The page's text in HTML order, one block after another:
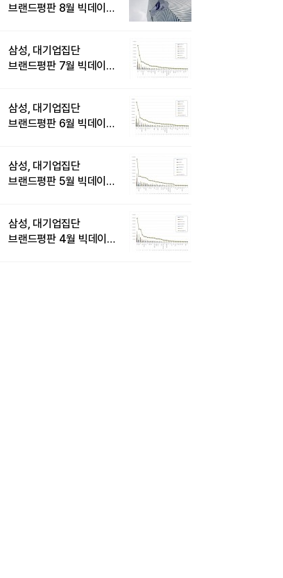
리…'성능
브랜드평판 8월 빅데이터
삼성, 대기업집단
브랜드평판 7월 빅데이터
삼성, 대기업집단
브랜드평판 6월 빅데이터
삼성, 대기업집단
브랜드평판 5월 빅데이터
삼성, 대기업집단
브랜드평판 4월 빅데이터